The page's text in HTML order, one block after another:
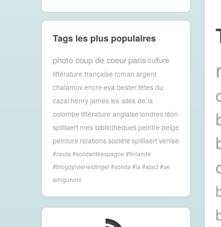
Tags les plus populaires
photo coup de coeurparisculture
littérature française roman argent
chalamovencre eva besterfêtes du
cazal henry james les ailes de la
colombe littérature anglaise londres léon
spilliaert mes bibliothèquespeintre belge
peinture relationssociété spilliaertvenise
#ceuta #solidaritéespagne #finlande
#blogqylvieneidinger #solida #ia #aiact #ue
amigurumi